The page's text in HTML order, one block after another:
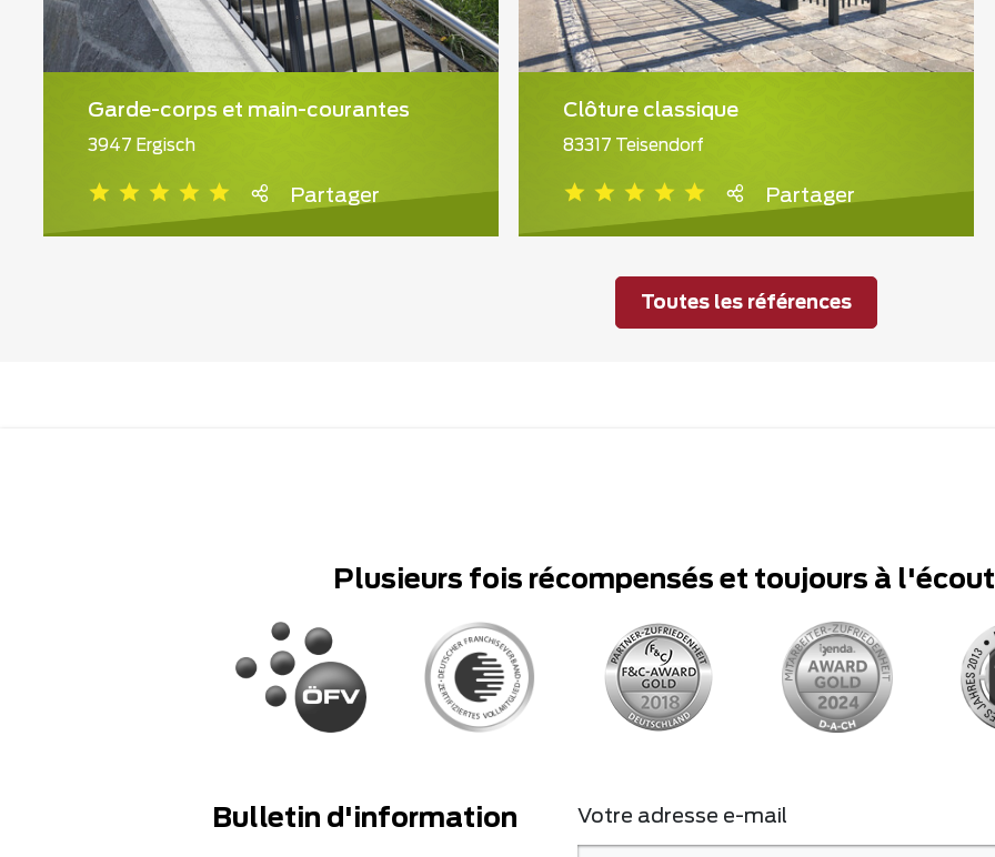
Garde-corps et main-courantes
3947 Ergisch
Partager
Clôture classique
83317 Teisendorf
Partager
Toutes les références
Plusieurs fois récompensés et toujours à
Bulletin d'information Votre adresse e-mail